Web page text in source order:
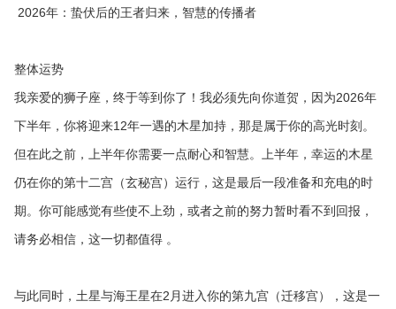
2026年：蛰伏后的王者归来，智慧的传播者
整体运势
我亲爱的狮子座，终于等到你了！我必须先向你道贺，因为2026年
下半年，你将迎来12年一遇的木星加持，那是属于你的高光时刻。
但在此之前，上半年你需要一点耐心和智慧。上半年，幸运的木星
仍在你的第十二宫（玄秘宫）运行，这是最后一段准备和充电的时
期。你可能感觉有些使不上劲，或者之前的努力暂时看不到回报，
请务必相信，这一切都值得 。
与此同时，土星与海王星在2月进入你的第九宫（迁移宫），这是一